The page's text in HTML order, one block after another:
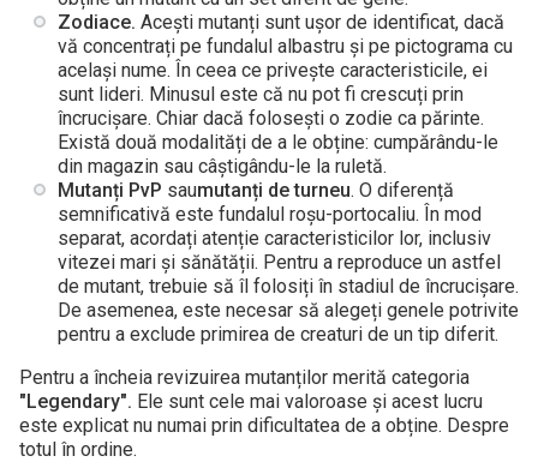
Zodiace. Acești mutanți sunt ușor de identificat, dacă
vă concentrați pe fundalul albastru și pe pictograma cu
același nume. În ceea ce privește caracteristicile, ei
sunt lideri. Minusul este că nu pot fi crescuți prin
încrucișare. Chiar dacă folosești o zodie ca părinte.
Există două modalități de a le obține: cumpărându-le
din magazin sau câștigându-le la ruletă.
Mutanți PvP saumutanți de turneu. O diferență
semnificativă este fundalul roșu-portocaliu. În mod
separat, acordați atenție caracteristicilor lor, inclusiv
vitezei mari și sănătății. Pentru a reproduce un astfel
de mutant, trebuie să îl folosiți în stadiul de încrucișare.
De asemenea, este necesar să alegeți genele potrivite
pentru a exclude primirea de creaturi de un tip diferit.
Pentru a încheia revizuirea mutanților merită categoria
"Legendary". Ele sunt cele mai valoroase și acest lucru
este explicat nu numai prin dificultatea de a obține. Despre
totul în ordine.